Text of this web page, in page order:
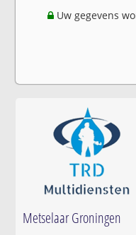
Uw gegevens
Metselaar Groningen